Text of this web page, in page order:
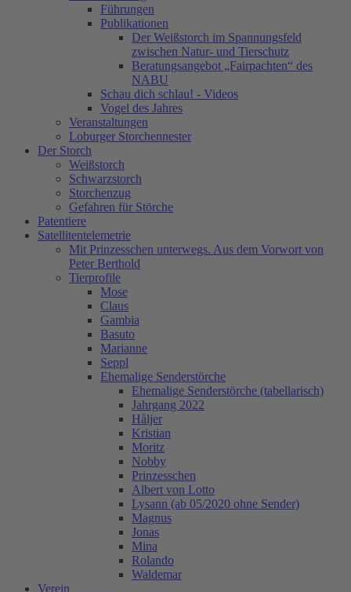
Führungen
Publikationen
Der Weißstorch im Spannungsfeld
zwischen Natur- und Tierschutz
Beratungsangebot „Fairpachten“ des
NABU
Schau dich schlau! - Videos
Vogel des Jahres
Veranstaltungen
Loburger Storchennester
Der Storch
Weißstorch
Schwarzstorch
Storchenzug
Gefahren für Störche
Patentiere
Satellitentelemetrie
Mit Prinzesschen unterwegs. Aus dem Vorwort von
Peter Berthold
Tierprofile
Mose
Claus
Gambia
Basuto
Marianne
Seppl
Ehemalige Senderstörche
Ehemalige Senderstörche (tabellarisch)
Jahrgang 2022
Håljer
Kristian
Moritz
Nobby
Prinzesschen
Albert von Lotto
Lysann (ab 05/2020 ohne Sender)
Magnus
Jonas
Mina
Rolando
Waldemar
Verein